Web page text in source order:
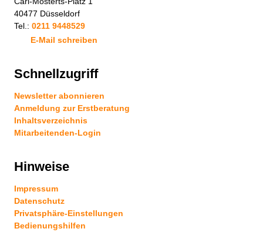
40477 Düsseldorf
Tel.: 0211 9448529
E-Mail schreiben
Schnellzugriff
Newsletter abonnieren
Anmeldung zur Erstberatung
Inhaltsverzeichnis
Mitarbeitenden-Login
Hinweise
Impressum
Datenschutz
Privatsphäre-Einstellungen
Bedienungshilfen